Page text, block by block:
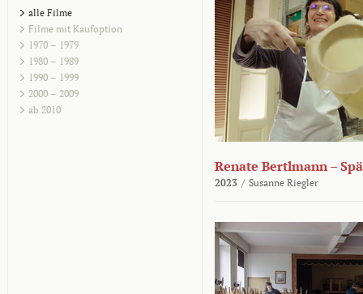
alle Filme
Filme mit Kaufoption
1970 – 1979
1980 – 1989
1990 – 1999
2000 – 2009
ab 2010
Renate Bertlmann –
2023 / Susanne Riegler